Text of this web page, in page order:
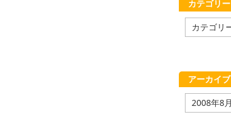
カテゴリー
テ
ー
アーカイブ
ア
ー